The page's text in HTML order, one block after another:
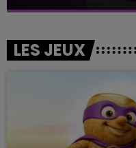
LES JEUX